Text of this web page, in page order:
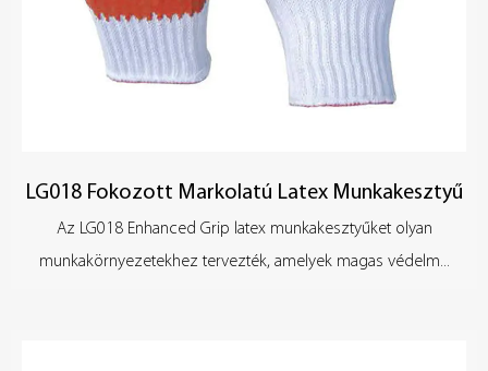
tervezték, hogy biztosítsa, hogy illeszkedjen a kéz formájához,
és csökkentse a fáradtságot hosszú viselés esetén.
LG018 Fokozott Markolatú Latex Munkakesztyű
Az LG018 Enhanced Grip latex munkakesztyűket olyan
munkakörnyezetekhez tervezték, amelyek magas védelm...